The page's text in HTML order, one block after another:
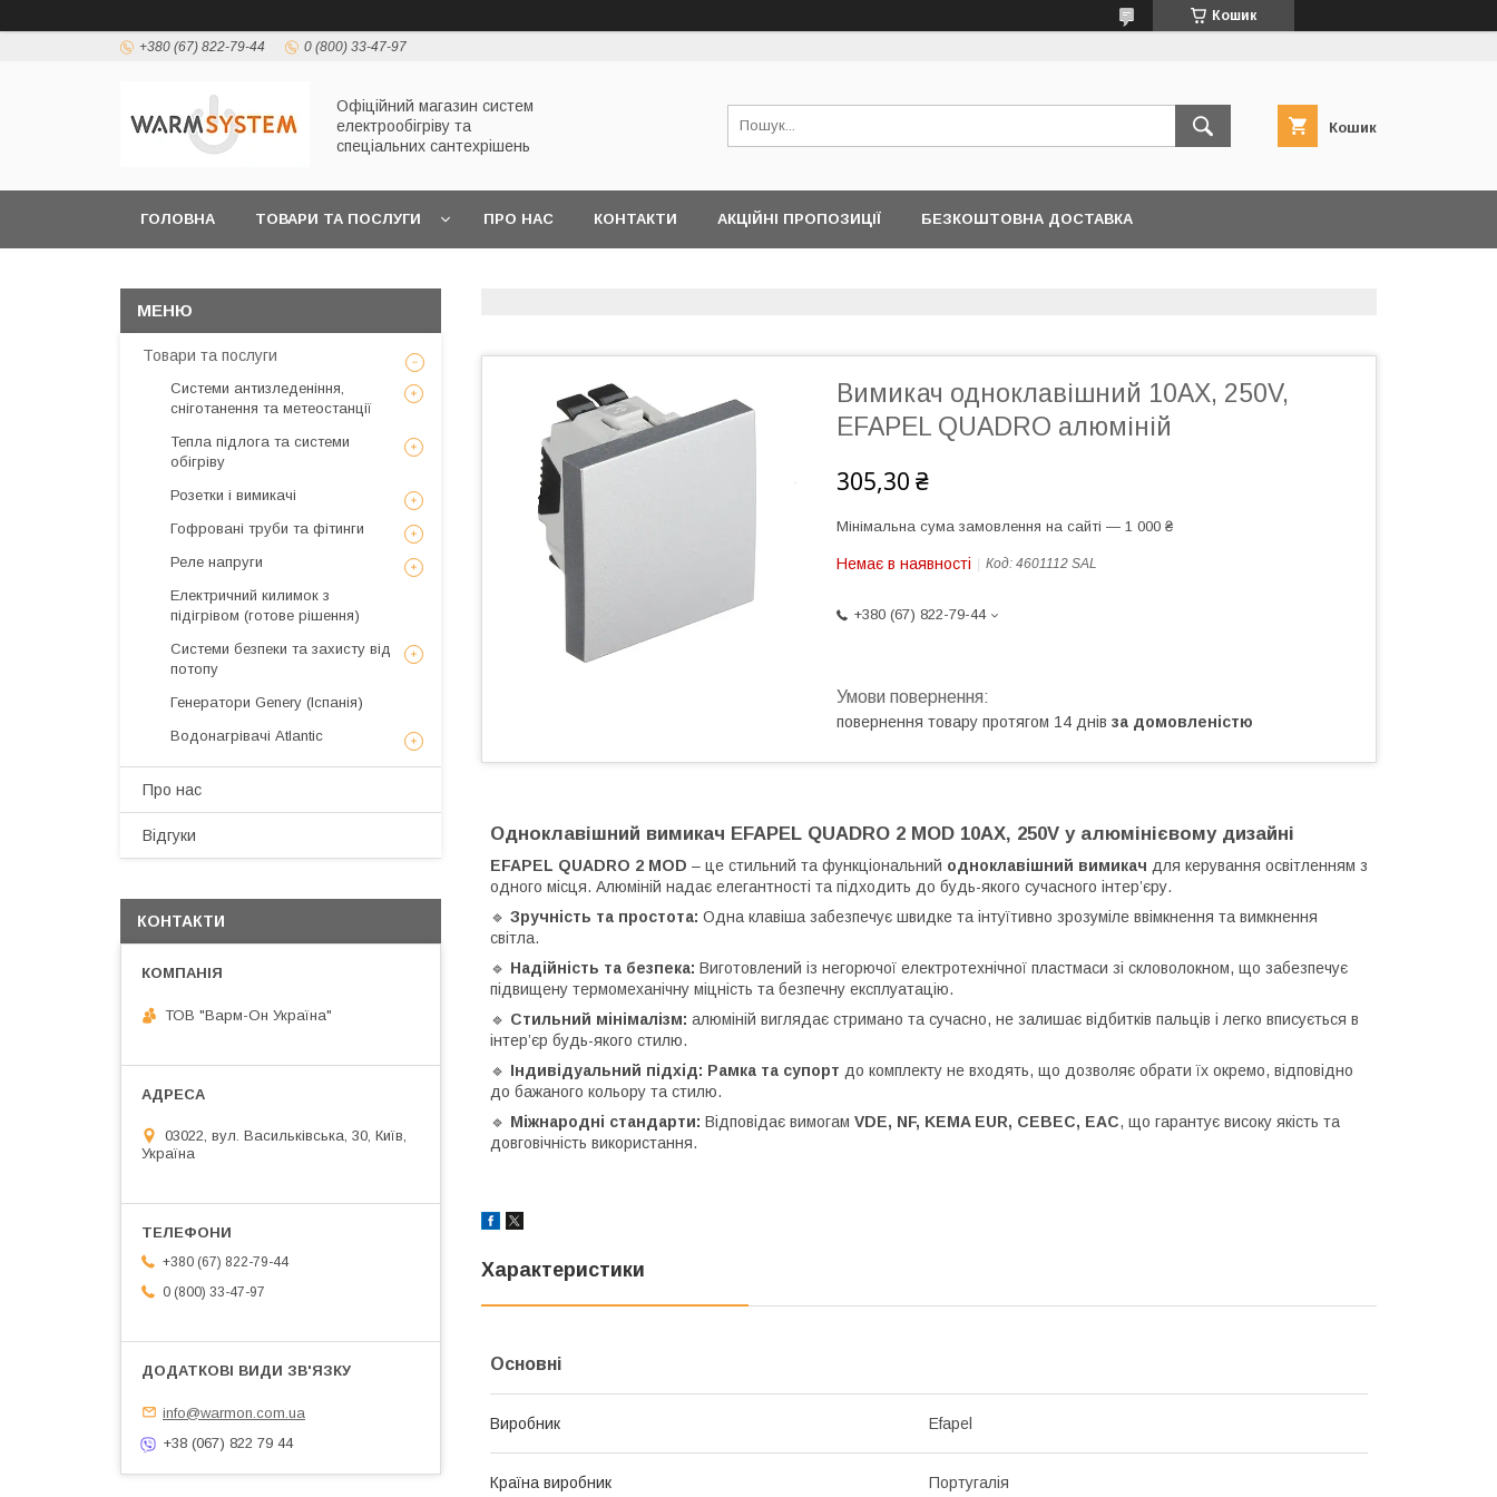
Кошик
+380 (67) 822-79-44 0 (800) 33-47-97
Офіційний магазин систем
електрообігріву та
спеціальних сантехрішень
Кошик
ГОЛОВНА ТОВАРИ ТА ПОСЛУГИ ПРО НАС КОНТАКТИ АКЦІЙНІ ПРОПОЗИЦІЇ БЕЗКОШТОВНА ДОСТАВКА
Вимикач одноклавішний 10АХ, 250V,
EFAPEL QUADRO алюміній
305,30 ₴
Мінімальна сума замовлення на сайті — 1 000 ₴
Немає в наявності Код: 4601112 SAL
+380 (67) 822-79-44
повернення товару протягом 14 днів за домовленістю
Одноклавішний вимикач EFAPEL QUADRO 2 MOD 10АХ, 250V у алюмінієвому дизайні
EFAPEL QUADRO 2 MOD – це стильний та функціональний одноклавішний вимикач для керування освітленням з
одного місця. Алюміній надає елегантності та підходить до будь-якого сучасного інтер’єру.
🔹 Зручність та простота: Одна клавіша забезпечує швидке та інтуїтивно зрозуміле ввімкнення та вимкнення
світла.
🔹 Надійність та безпека: Виготовлений із негорючої електротехнічної пластмаси зі скловолокном, що забезпечує
підвищену термомеханічну міцність та безпечну експлуатацію.
🔹 Стильний мінімалізм: алюміній виглядає стримано та сучасно, не залишає відбитків пальців і легко вписується в
інтер’єр будь-якого стилю.
🔹 Індивідуальний підхід: Рамка та супорт до комплекту не входять, що дозволяє обрати їх окремо, відповідно
до бажаного кольору та стилю.
🔹 Міжнародні стандарти: Відповідає вимогам VDE, NF, KEMA EUR, CEBEC, EAC, що гарантує високу якість та
довговічність використання.
Характеристики
Основні
Виробник Efapel
Країна виробник Португалія
Товари та послуги
Системи антизледеніння,
сніготанення та метеостанції
Тепла підлога та системи
обігріву
Розетки і вимикачі
Гофровані труби та фітинги
Реле напруги
Електричний килимок з
підігрівом (готове рішення)
Системи безпеки та захисту від
потопу
Генератори Genery (Іспанія)
Водонагрівачі Atlantic
Про нас
Відгуки
КОНТАКТИ
ТОВ "Варм-Он Україна"
03022, вул. Васильківська, 30, Київ,
Україна
+380 (67) 822-79-44
0 (800) 33-47-97
info@warmon.com.ua
+38 (067) 822 79 44